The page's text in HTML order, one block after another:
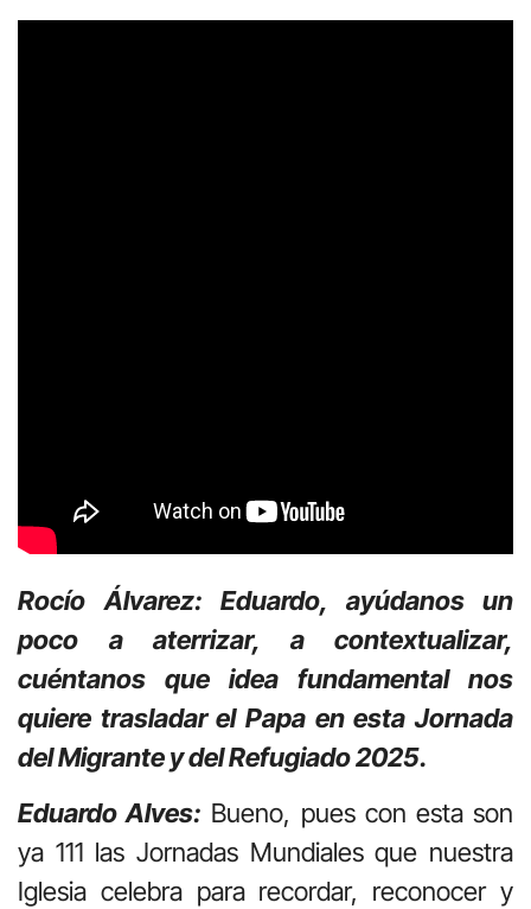
Rocío Álvarez: Eduardo, ayúdanos un
poco a aterrizar, a contextualizar,
cuéntanos que idea fundamental nos
quiere trasladar el Papa en esta Jornada
del Migrante y del Refugiado 2025.
Eduardo Alves: Bueno, pues con esta son
ya 111 las Jornadas Mundiales que nuestra
Iglesia celebra para recordar, reconocer y